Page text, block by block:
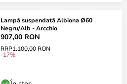
Lampă suspendată Albiona Ø60
Negru/Alb - Arcchio
907,00 RON
RRP1.100,00 RON
-17%